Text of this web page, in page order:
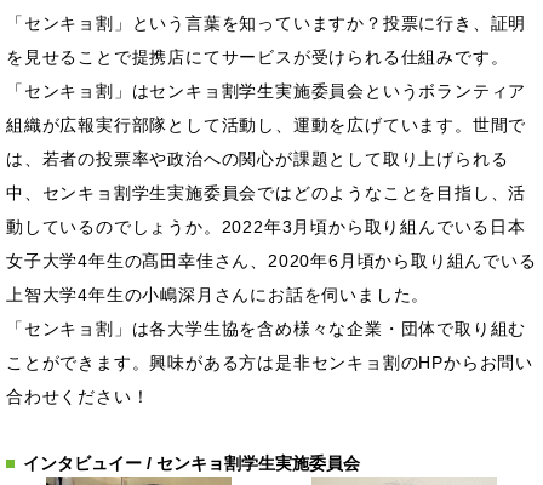
「センキョ割」という言葉を知っていますか？投票に行き、証明
を見せることで提携店にてサービスが受けられる仕組みです。
「センキョ割」はセンキョ割学生実施委員会というボランティア
組織が広報実行部隊として活動し、運動を広げています。世間で
は、若者の投票率や政治への関心が課題として取り上げられる
中、センキョ割学生実施委員会ではどのようなことを目指し、活
動しているのでしょうか。2022年3月頃から取り組んでいる日本
女子大学4年生の髙田幸佳さん、2020年6月頃から取り組んでいる
上智大学4年生の小嶋深月さんにお話を伺いました。
「センキョ割」は各大学生協を含め様々な企業・団体で取り組む
ことができます。興味がある方は是非センキョ割のHPからお問い
合わせください！
インタビュイー / センキョ割学生実施委員会